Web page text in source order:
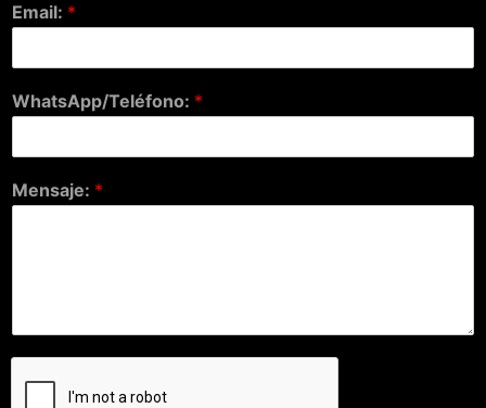
Email: *
WhatsApp/Teléfono: *
Mensaje: *